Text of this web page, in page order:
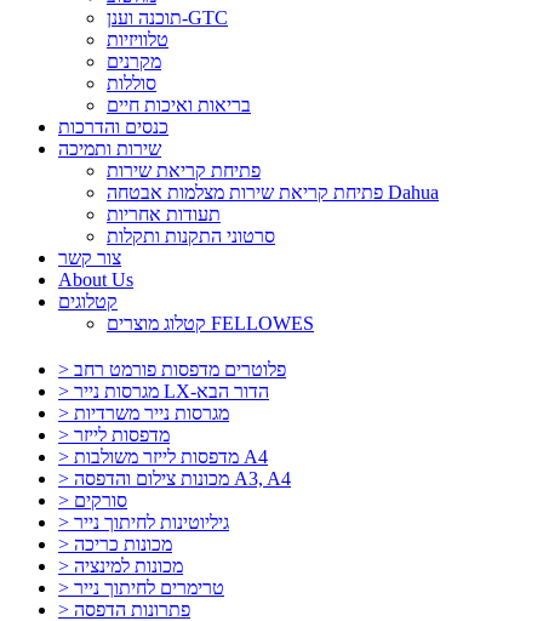
תוכנה וענן-GTC
טלוויזיות
מקרנים
סוללות
בריאות ואיכות חיים
כנסים והדרכות
שירות ותמיכה
פתיחת קריאת שירות
פתיחת קריאת שירות מצלמות אבטחה Dahua
תעודות אחריות
סרטוני התקנות ותקלות
צור קשר
About Us
קטלוגים
קטלוג מוצרים FELLOWES
> פלוטרים מדפסות פורמט רחב
> מגרסות נייר LX-הדור הבא
> מגרסות נייר משרדיות
> מדפסות לייזר
> מדפסות לייזר משולבות A4
> מכונות צילום והדפסה A3, A4
> סורקים
> גיליוטינות לחיתוך נייר
> מכונות כריכה
> מכונות למינציה
> טרימרים לחיתוך נייר
> פתרונות הדפסה